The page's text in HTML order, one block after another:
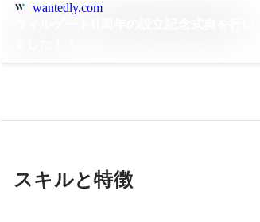
wantedly.com
スキルと特徴